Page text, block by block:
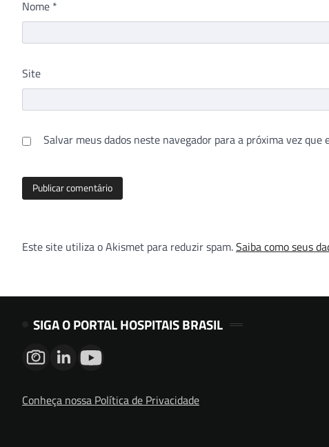
Nome *
Site
Salvar meus dados neste navegador para a próxima vez que
Este site utiliza o Akismet para reduzir spam.Saiba como seus
SIGA O PORTAL HOSPITAIS BRASIL
Conheça nossa Política de Privacidade